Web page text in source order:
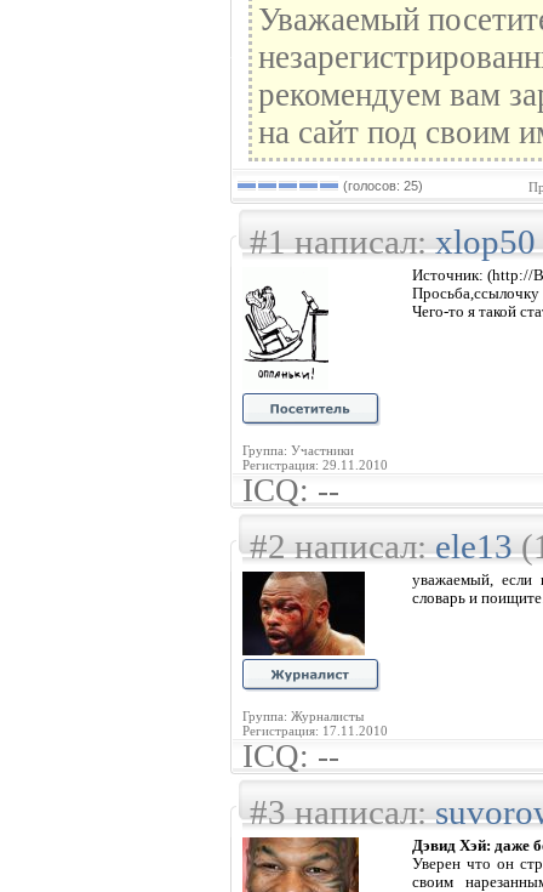
Уважаемый
рекомендуем вам
на сайт под своим
(голосов: 25)
#1 написал:xlop50
Группа: Участники
Регистрация: 29.11.2010
Источник: (http://
Просьба,ссылочку
Чего-то я такой
ICQ: --
#2 написал:ele13
Группа: Журналисты
Регистрация: 17.11.2010
уважаемый, если
словарь и
ICQ: --
#3 написал:
Дэвид Хэй: даже
Уверен что он
своим